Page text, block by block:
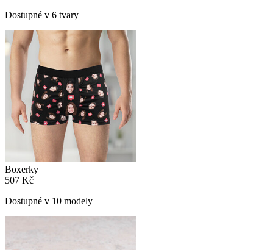
Dostupné v 6 tvary
Boxerky
507 Kč
Dostupné v 10 modely